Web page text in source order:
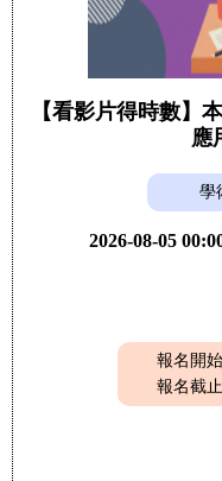
【看影片得時數】
應
學
2026-08-05
報名開
報名截